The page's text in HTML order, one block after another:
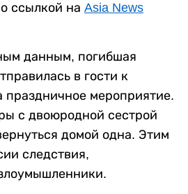
ссылкой на Asia News
данным, погибшая
в гости к
праздничное мероприятие.
с двоюродной сестрой
домой одна. Этим
следствия,